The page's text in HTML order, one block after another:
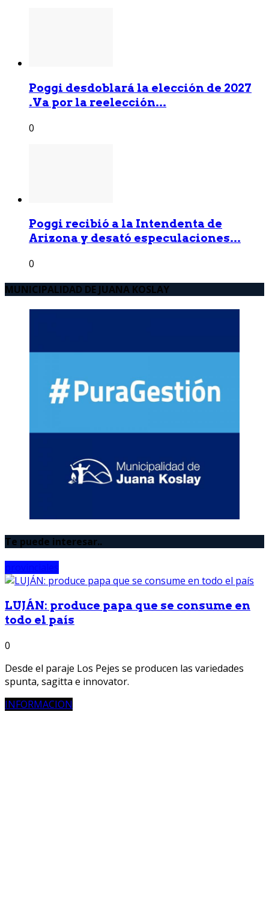
Poggi desdoblará la elección de 2027
.Va por la reelección...
0
Poggi recibió a la Intendenta de
Arizona y desató especulaciones...
0
MUNICIPALIDAD DE JUANA KOSLAY
Te puede interesar..
LUJÁN: produce papa que se consume en
todo el país
0
Desde el paraje Los Pejes se producen las variedades
spunta, sagitta e innovator.
INFORMACION